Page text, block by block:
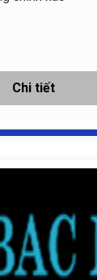
Chi tiết